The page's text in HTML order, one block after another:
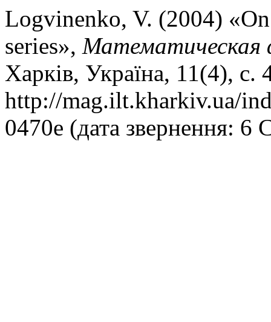
Logvinenko, V. (2004)
series», Математическая
Харків, Україна, 11(4),
http://mag.ilt.kharkiv.ua/
0470e (дата звернення: 6